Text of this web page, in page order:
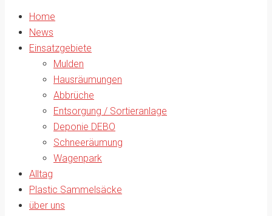
Home
News
Einsatzgebiete
Mulden
Hausräumungen
Abbrüche
Entsorgung / Sortieranlage
Deponie DEBO
Schneeräumung
Wagenpark
Alltag
Plastic Sammelsäcke
über uns